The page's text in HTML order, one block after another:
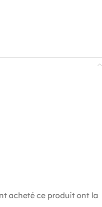
acheté ce produit ont la